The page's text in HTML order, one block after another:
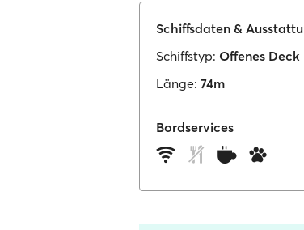
Schiffsdaten &
Schiffstyp: Offenes Deck
Länge: 74m
Bordservices